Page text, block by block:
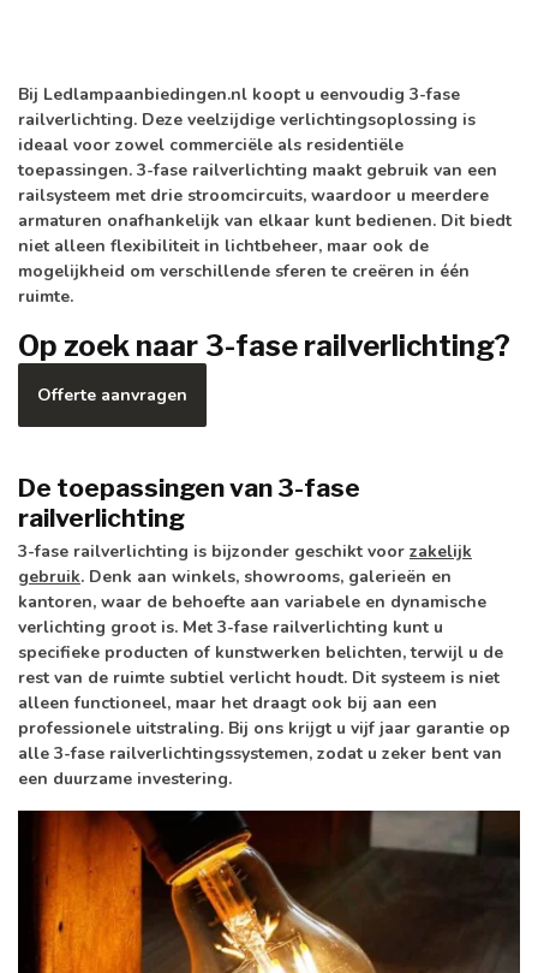
Bij Ledlampaanbiedingen.nl koopt u eenvoudig 3-fase
railverlichting. Deze veelzijdige verlichtingsoplossing is
ideaal voor zowel commerciële als residentiële
toepassingen. 3-fase railverlichting maakt gebruik van een
railsysteem met drie stroomcircuits, waardoor u meerdere
armaturen onafhankelijk van elkaar kunt bedienen. Dit biedt
niet alleen flexibiliteit in lichtbeheer, maar ook de
mogelijkheid om verschillende sferen te creëren in één
ruimte.
Op zoek naar 3-fase railverlichting?
Offerte aanvragen
De toepassingen van 3-fase
railverlichting
3-fase railverlichting is bijzonder geschikt voor zakelijk
gebruik. Denk aan winkels, showrooms, galerieën en
kantoren, waar de behoefte aan variabele en dynamische
verlichting groot is. Met 3-fase railverlichting kunt u
specifieke producten of kunstwerken belichten, terwijl u de
rest van de ruimte subtiel verlicht houdt. Dit systeem is niet
alleen functioneel, maar het draagt ook bij aan een
professionele uitstraling. Bij ons krijgt u vijf jaar garantie op
alle 3-fase railverlichtingssystemen, zodat u zeker bent van
een duurzame investering.